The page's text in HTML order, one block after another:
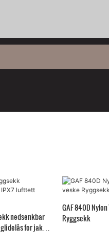
nedsenkbar
for jakt
GAF 840D
Ryggsekk